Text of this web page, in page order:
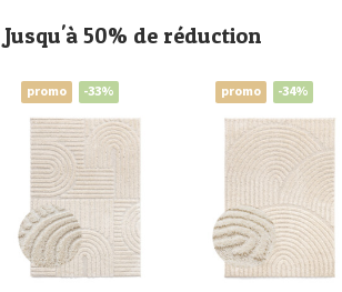
Jusqu'à 50% de réduction
promo -33% promo -34%